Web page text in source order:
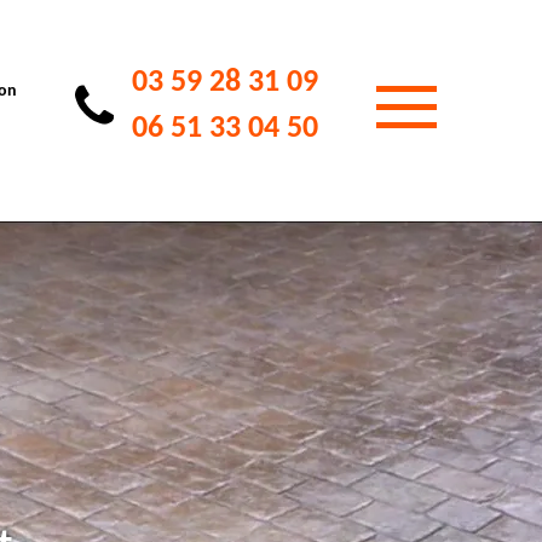
03 59 28 31 09
06 51 33 04 50